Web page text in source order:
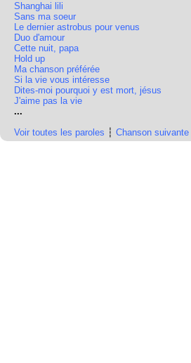
Shanghai lili
Sans ma soeur
Le dernier astrobus pour venus
Duo d'amour
Cette nuit, papa
Hold up
Ma chanson préférée
Si la vie vous intéresse
Dites-moi pourquoi y est mort, jésus
J'aime pas la vie
...
Voir toutes les paroles ┆ Chanson